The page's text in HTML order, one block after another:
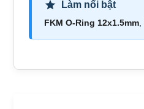
Làm nổi bật
FKM O-Ring 12x1.5mm